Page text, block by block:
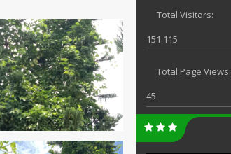
Total Visitors:
151.115
Total Page Views:
45